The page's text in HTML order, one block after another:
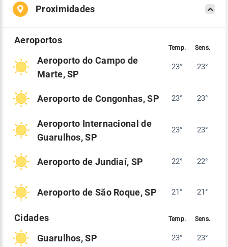
Proximidades
Aeroporto do Campo de
Marte, SP
23° 23°
Aeroporto de Congonhas, SP 23° 23°
Aeroporto Internacional de
Guarulhos, SP
23° 23°
Aeroporto de Jundiaí, SP 22° 22°
Aeroporto de São Roque, SP 21° 21°
Guarulhos, SP 23° 23°